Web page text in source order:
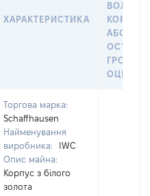
ХАРАКТЕРИСТИКА
АБО ЗА
Торгова марка:
Schaffhausen
Найменування
виробника:
IWC
Опис майна:
Корпус з білого
золота